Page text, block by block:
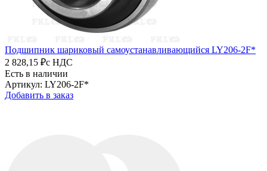
Подшипник шариковый самоустанавливающийся LY206-2F*
2 828,15 ₽с НДС
Есть в наличии
Артикул: LY206-2F*
Добавить в заказ